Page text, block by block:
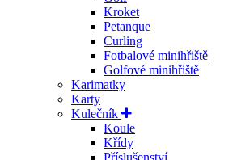
Kroket
Petanque
Curling
Fotbalové minihřiště
Golfové minihřiště
Karimatky
Karty
Kulečník
Koule
Křídy
Příslušenství